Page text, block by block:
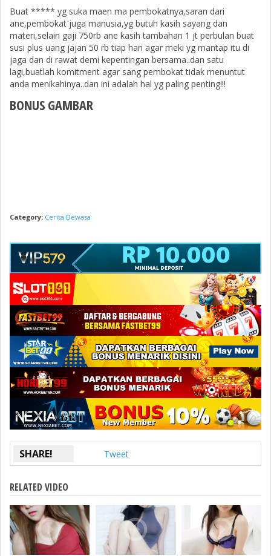
Buat ***** yg suka maen ma pembokatnya,saran dari
ane,pembokat juga manusia,yg butuh kasih sayang dan
materi,selain gaji 750rb ane kasih tambahan 1 jt perbulan buat
susi plus uang jajan 50 rb tiap hari agar meki yg mantap itu di
jaga dan di rawat demi kepentingan bersama..dan satu
lagi,buatlah komitment agar sang pembokat tidak menuntut
anda menikahinya..dan ini adalah hal yg paling penting!!!
BONUS GAMBAR
Category: Cerita Dewasa
SHARE! Tweet
RELATED VIDEO